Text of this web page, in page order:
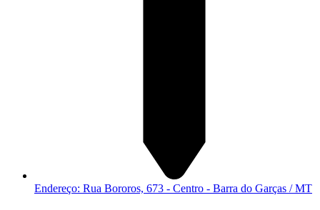
Endereço: Rua Bororos, 673 - Centro - Barra do Garças / MT